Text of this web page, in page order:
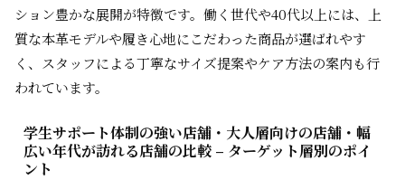
ション豊かな展開が特徴です。働く世代や40代以上には、上
質な本革モデルや履き心地にこだわった商品が選ばれやす
く、スタッフによる丁寧なサイズ提案やケア方法の案内も行
われています。
学生サポート体制の強い店舗・大人層向けの店舗・幅
広い年代が訪れる店舗の比較 – ターゲット層別のポイ
ント